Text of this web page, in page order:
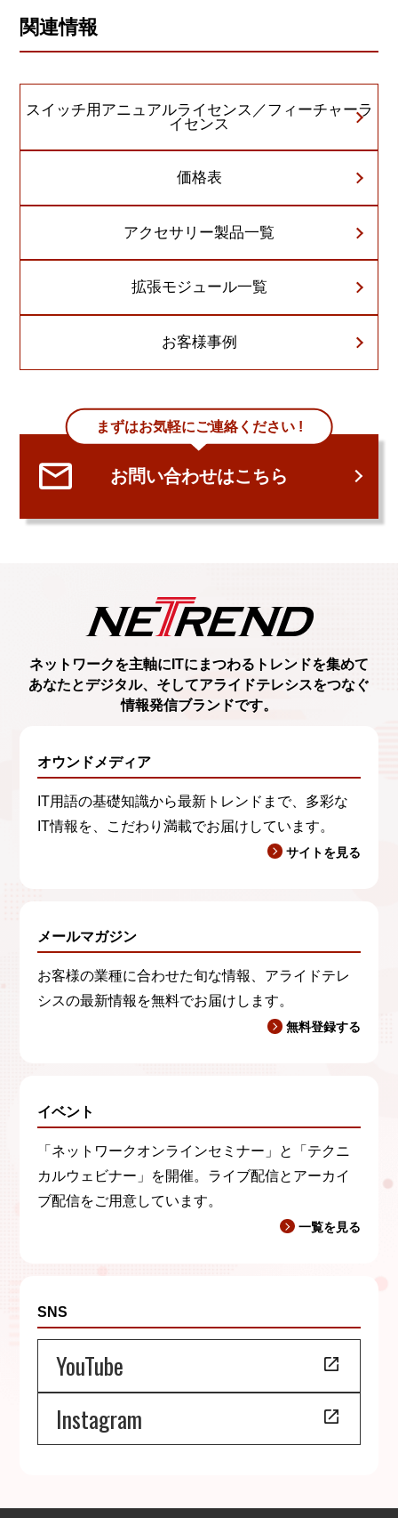
関連情報
スイッチ用アニュアルライセンス／フィーチャーラ
イセンス
価格表
アクセサリー製品一覧
拡張モジュール一覧
お客様事例
まずはお気軽にご連絡ください !
お問い合わせはこちら
ネットワークを主軸に ITにまつわるトレンドを集めて
あなたとデジタル、 そしてアライドテレシスをつなぐ
情報発信ブランドです。
オウンドメディア
IT用語の基礎知識から最新トレンドまで、多彩な
IT情報を、こだわり満載でお届けしています。
サイトを見る
メールマガジン
お客様の業種に合わせた旬な情報、アライドテレ
シスの最新情報を無料でお届けします。
無料登録する
イベント
「ネットワークオンラインセミナー」と「テクニ
カルウェビナー」を開催。ライブ配信とアーカイ
ブ配信をご用意しています。
一覧を見る
SNS
YouTube
Instagram